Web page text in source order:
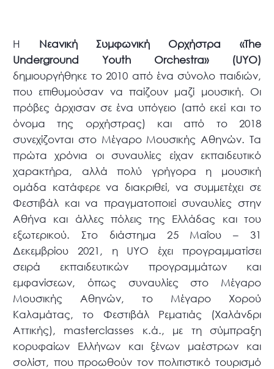
H Νεανική Συμφωνική Ορχήστρα «The
Underground
Youth Orchestra» (UYO)
δημιουργήθηκε το 2010 από ένα σύνολο παιδιών,
που επιθυμούσαν να παίζουν μαζί μουσική. Οι
πρόβες άρχισαν σε ένα υπόγειο (από εκεί και το
όνομα της ορχήστρας) και από το 2018
συνεχίζονται στο Μέγαρο Μουσικής Αθηνών. Τα
πρώτα χρόνια οι συναυλίες είχαν εκπαιδευτικό
χαρακτήρα, αλλά πολύ γρήγορα η μουσική
ομάδα κατάφερε να διακριθεί, να συμμετέχει σε
Φεστιβάλ και να πραγματοποιεί συναυλίες στην
Αθήνα και άλλες πόλεις της Ελλάδας και του
εξωτερικού. Στο διάστημα 25 Μαΐου – 31
Δεκεμβρίου 2021, η UYO έχει προγραμματίσει
σειρά εκπαιδευτικών προγραμμάτων και
εμφανίσεων, όπως συναυλίες στο Μέγαρο
Μουσικής Αθηνών, το Μέγαρο Χορού
Καλαμάτας, το Φεστιβάλ Ρεματιάς (Χαλάνδρι
Αττικής), masterclasses κ.ά., με τη σύμπραξη
κορυφαίων Ελλήνων και ξένων μαέστρων και
σολίστ, που προωθούν τον πολιτιστικό τουρισμό